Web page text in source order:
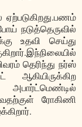
நடுத்தெருவில்
உதவி செய்து
தெரிந்து நர்ஸ்
ஆகியிருக்கிற
ரோகிணி